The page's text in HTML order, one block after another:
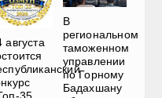
августа
35
В
региональном
таможенном
управлении
по Горному
Бадахшану